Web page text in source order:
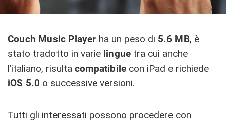
Couch Music Player ha un peso di 5.6 MB, è
stato tradotto in varie lingue tra cui anche
l’italiano, risulta compatibile con iPad e richiede
iOS 5.0 o successive versioni.
Tutti gli interessati possono procedere con